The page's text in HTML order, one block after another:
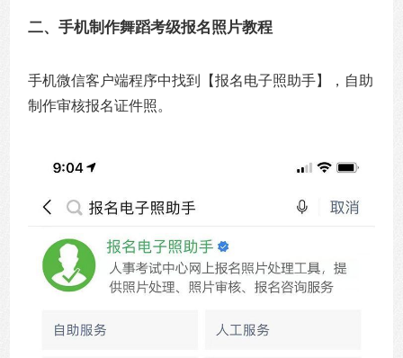
二、手机制作舞蹈考级报名照片教程
手机微信客户端程序中找到【报名电子照助手】，自助
制作审核报名证件照。